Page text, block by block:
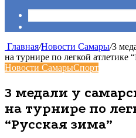
Главная/Новости Самары/3
на турнире по легкой атлетике
Новости СамарыСпорт
3 медали у
на турнире по
“Русская зима”